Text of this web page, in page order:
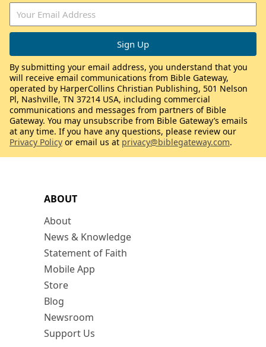
ABOUT
About
News & Knowledge
Statement of Faith
Mobile App
Store
Blog
Newsroom
Support Us
By submitting your email address, you understand that you
will receive email communications from Bible Gateway,
operated by HarperCollins Christian Publishing, 501 Nelson
Pl, Nashville, TN 37214 USA, including commercial
communications and messages from partners of Bible
Gateway. You may unsubscribe from Bible Gateway’s emails
at any time. If you have any questions, please review our
Privacy Policy or email us at privacy@biblegateway.com.